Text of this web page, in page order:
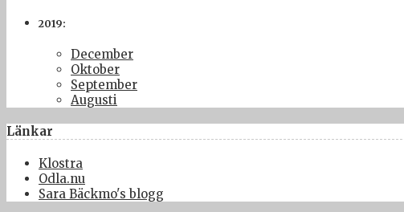
2019:
December
Oktober
September
Augusti
Länkar
Klostra
Odla.nu
Sara Bäckmo's blogg